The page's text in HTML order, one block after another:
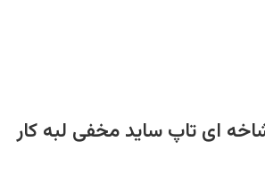
ای تاپ ساید مخفی لبه کار